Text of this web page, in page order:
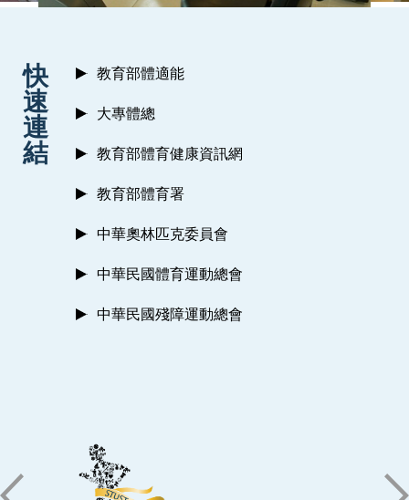
快
速
連
結
教育部體適能
大專體總
教育部體育健康資訊網
教育部體育署
中華奧林匹克委員會
中華民國體育運動總會
中華民國殘障運動總會